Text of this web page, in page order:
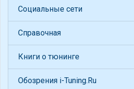
Социальные сети
Справочная
Книги о тюнинге
Обозрения i-Tuning.Ru